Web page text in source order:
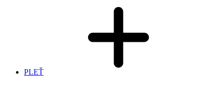
PLEŤ